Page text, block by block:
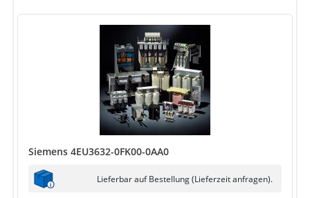
Siemens 4EU3632-0FK00-0AA0
Lieferbar auf Bestellung (Lieferzeit anfragen).